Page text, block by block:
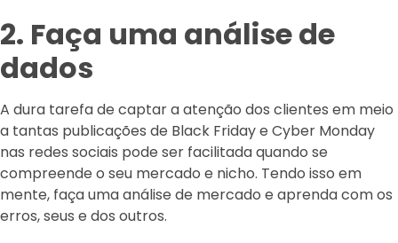
2. Faça uma análise de
dados
A dura tarefa de captar a atenção dos clientes em meio
a tantas publicações de Black Friday e Cyber Monday
nas redes sociais pode ser facilitada quando se
compreende o seu mercado e nicho. Tendo isso em
mente, faça uma análise de mercado e aprenda com os
erros, seus e dos outros.